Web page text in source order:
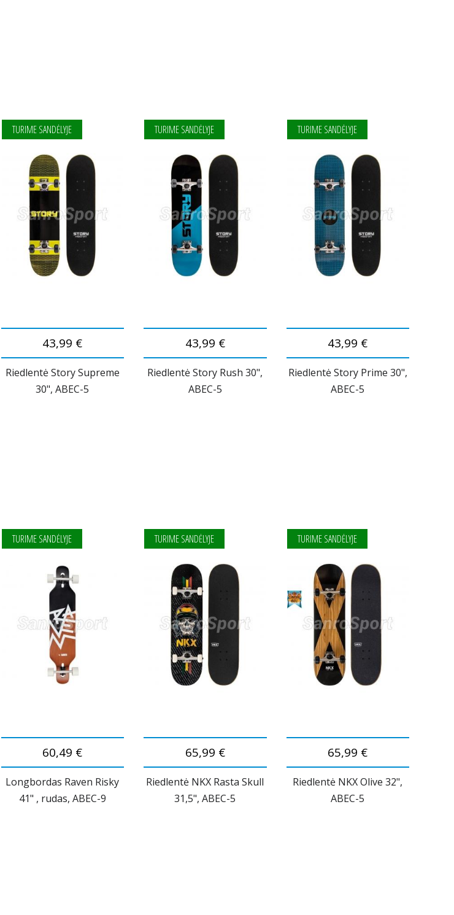
TURIME SANDĖLYJE
43,99 €
Riedlentė Story Supreme
30", ABEC-5
TURIME SANDĖLYJE
43,99 €
Riedlentė Story Rush 30",
ABEC-5
TURIME SANDĖLYJE
43,99 €
Riedlentė Story Prime 30",
ABEC-5
TURIME SANDĖLYJE
60,49 €
Longbordas Raven Risky
41" , rudas, ABEC-9
TURIME SANDĖLYJE
65,99 €
Riedlentė NKX Rasta Skull
31,5", ABEC-5
TURIME SANDĖLYJE
65,99 €
Riedlentė NKX Olive 32",
ABEC-5